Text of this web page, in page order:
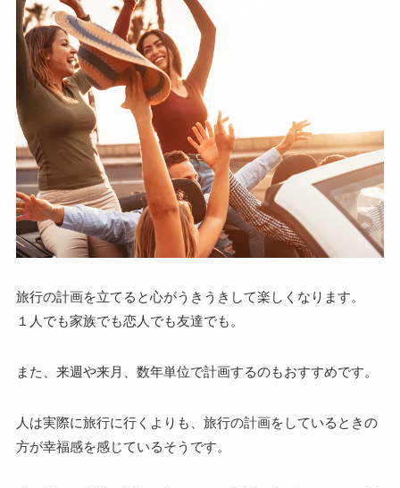
旅行の計画を立てると心がうきうきして楽しくなります。
１人でも家族でも恋人でも友達でも。
また、来週や来月、数年単位で計画するのもおすすめです。
人は実際に旅行に行くよりも、旅行の計画をしているときの
方が幸福感を感じているそうです。